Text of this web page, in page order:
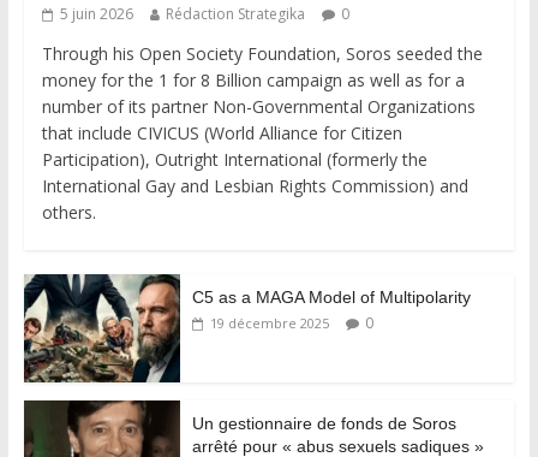
5 juin 2026 Rédaction Strategika 0
Through his Open Society Foundation, Soros seeded the
money for the 1 for 8 Billion campaign as well as for a
number of its partner Non-Governmental Organizations
that include CIVICUS (World Alliance for Citizen
Participation), Outright International (formerly the
International Gay and Lesbian Rights Commission) and
others.
C5 as a MAGA Model of Multipolarity
19 décembre 2025 0
Un gestionnaire de fonds de Soros
arrêté pour « abus sexuels sadiques »